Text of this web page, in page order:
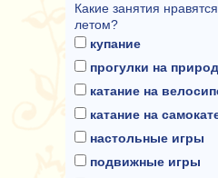
Какие занятия
летом?
купание
прогулки на
катание на
катание на
настольные игры
подвижные игры